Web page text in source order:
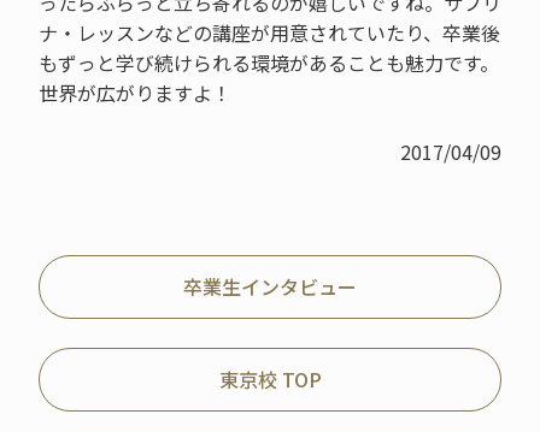
ナ・レッスンなどの講座が用意されていたり、卒業後
もずっと学び続けられる環境があることも魅力です。
世界が広がりますよ！
2017/04/09
卒業生インタビュー
東京校 TOP